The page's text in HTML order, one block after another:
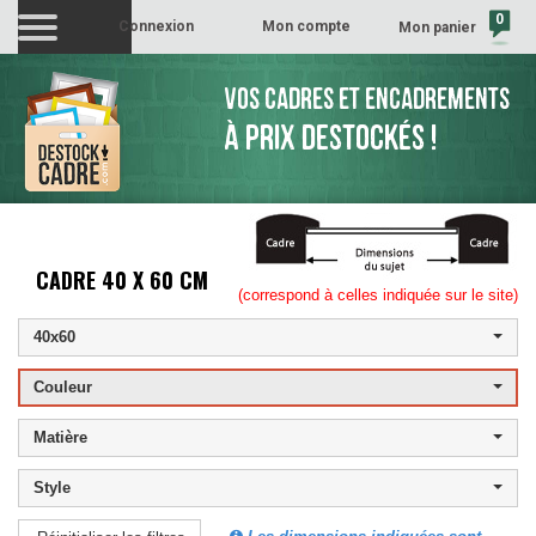
Mon panier 0
Mon compte
Connexion
VOS CADRES ET ENCADREMENTS
À PRIX DESTOCKÉS !
CADRE 40 X 60 CM (correspond à celles indiquée sur le site)
40x60
Couleur
Matière
Style